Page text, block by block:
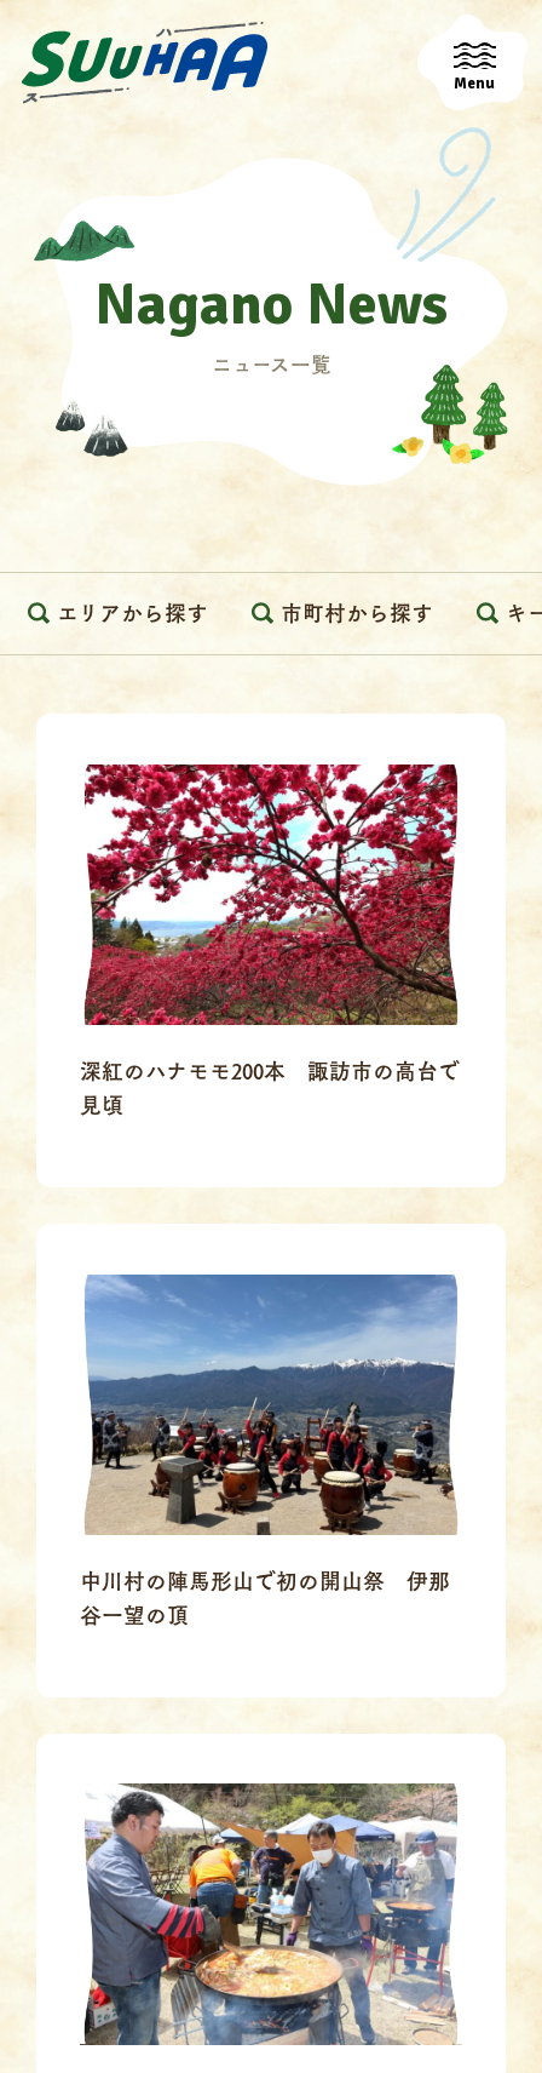
Menu
Nagano News
ニュース一覧
エリアから探す 市町村から探す キ
深紅のハナモモ200本 諏訪市の高台で
見頃
中川村の陣馬形山で初の開山祭 伊那
谷一望の頂